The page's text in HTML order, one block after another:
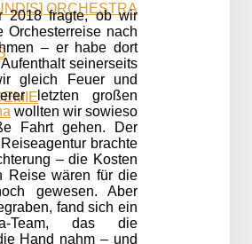
ORCHESTRA
2018 fragte, ob wir
Orchesterreise nach
– er habe dort
seinerseits
gleich Feuer und
letzten großen
wollten wir sowieso
Fahrt gehen. Der
brachte
– die Kosten
Reise wären für die
gewesen. Aber
fand sich ein
Team, das die
Hand nahm – und